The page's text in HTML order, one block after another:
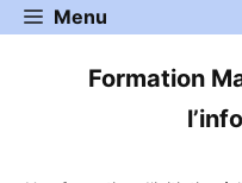
Aller
au
Menu
Formation